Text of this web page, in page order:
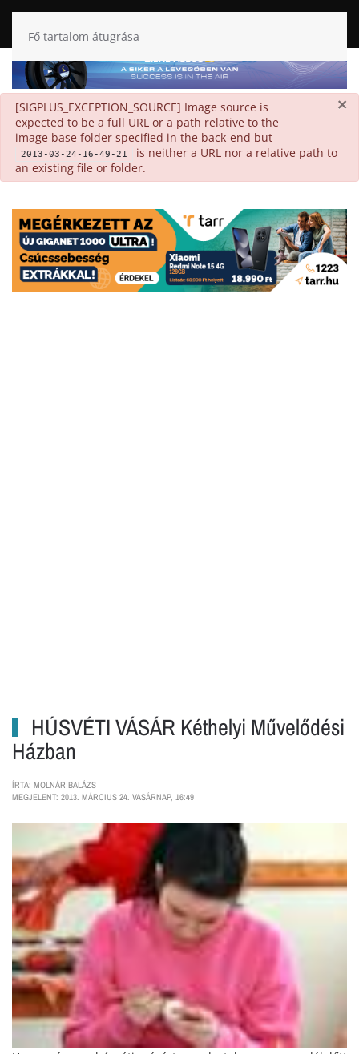
Fő tartalom átugrása
×
danger
[SIGPLUS_EXCEPTION_SOURCE] Image source is
expected to be a full URL or a path relative to the
image base folder specified in the back-end but
2013-03-24-16-49-21
is neither a URL nor a relative path to
an existing file or folder.
HÚSVÉTI VÁSÁR Kéthelyi Művelődési
Házban
ÍRTA: MOLNÁR BALÁZS
MEGJELENT: 2013. MÁRCIUS 24. VASÁRNAP, 16:49